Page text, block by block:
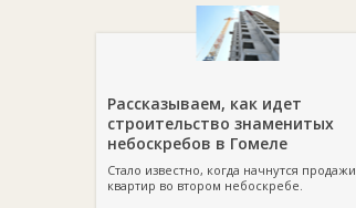
Рассказываем, как идет
строительство знаменитых
небоскребов в Гомеле
Стало известно, когда начнутся продажи
квартир во втором небоскребе.